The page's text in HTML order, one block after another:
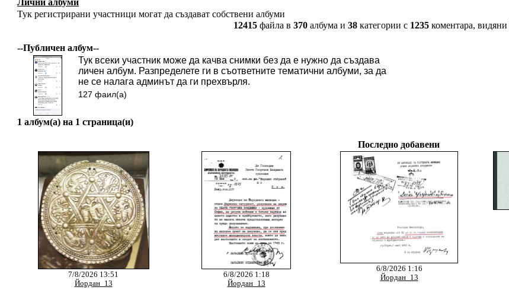
Лични албуми
Тук регистрирани участници могат да създават собствени албуми
12415файла в 370албума и 38категории с 1235коментара, видяни
--Публичен албум--
Тук всеки участник може да качва снимки без да е нужно да създава
личен албум. Разпределете ги в съответните тематични албуми, за да
не се налага админът да ги прехвърля.
127 фаил(а)
1 албум(а) на 1 страница(и)
Последно добавени
7/8/2026 13:51
Йордан_13
6/8/2026 1:18
Йордан_13
6/8/2026 1:16
Йордан_13